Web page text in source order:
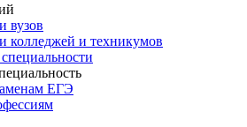
вузов
колледжей и техникумов
ЕГЭ